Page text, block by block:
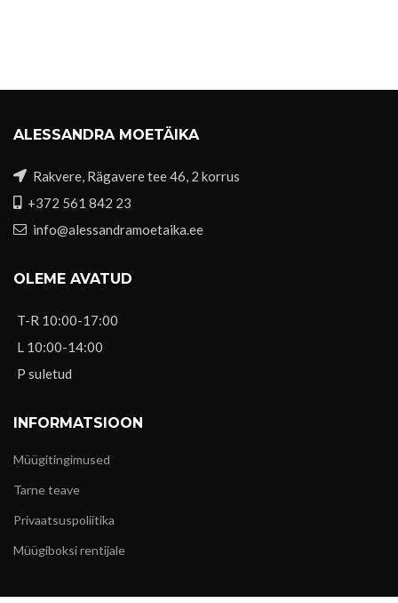
ALESSANDRA MOETÄIKA
Rakvere, Rägavere tee 46, 2 korrus
+372 561 842 23
info@alessandramoetaika.ee
OLEME AVATUD
T-R 10:00-17:00
L 10:00-14:00
P suletud
INFORMATSIOON
Müügitingimused
Tarne teave
Privaatsuspoliitika
Müügiboksi rentijale